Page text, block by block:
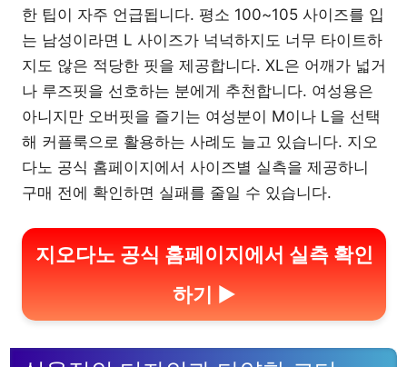
한 팁이 자주 언급됩니다. 평소 100~105 사이즈를 입
는 남성이라면 L 사이즈가 넉넉하지도 너무 타이트하
지도 않은 적당한 핏을 제공합니다. XL은 어깨가 넓거
나 루즈핏을 선호하는 분에게 추천합니다. 여성용은
아니지만 오버핏을 즐기는 여성분이 M이나 L을 선택
해 커플룩으로 활용하는 사례도 늘고 있습니다. 지오
다노 공식 홈페이지에서 사이즈별 실측을 제공하니
구매 전에 확인하면 실패를 줄일 수 있습니다.
지오다노 공식 홈페이지에서 실측 확인
하기 ▶